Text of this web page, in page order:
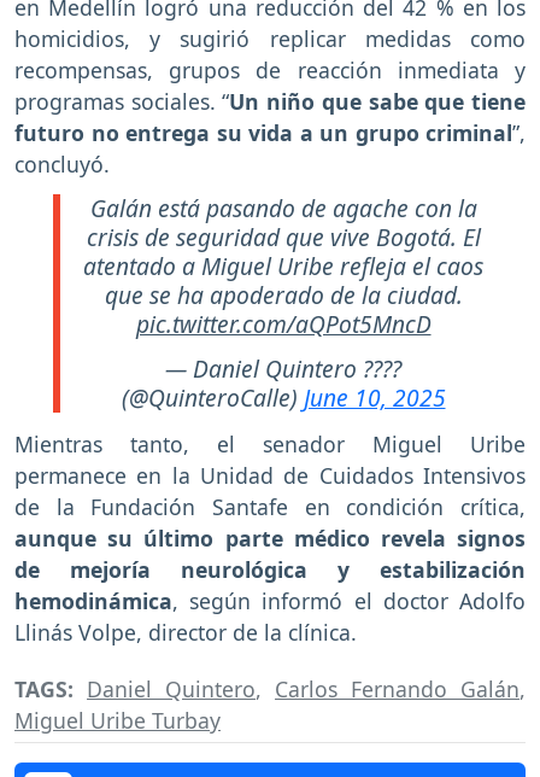
en Medellín logró una reducción del 42 % en los
homicidios, y sugirió replicar medidas como
recompensas, grupos de reacción inmediata y
programas sociales. “Un niño que sabe que tiene
futuro no entrega su vida a un grupo criminal”,
concluyó.
Galán está pasando de agache con la
crisis de seguridad que vive Bogotá. El
atentado a Miguel Uribe refleja el caos
que se ha apoderado de la ciudad.
pic.twitter.com/aQPot5MncD
— Daniel Quintero ????
(@QuinteroCalle) June 10, 2025
Mientras tanto, el senador Miguel Uribe
permanece en la Unidad de Cuidados Intensivos
de la Fundación Santafe en condición crítica,
aunque su último parte médico revela signos
de mejoría neurológica y estabilización
hemodinámica, según informó el doctor Adolfo
Llinás Volpe, director de la clínica.
TAGS: Daniel Quintero, Carlos Fernando Galán,
Miguel Uribe Turbay